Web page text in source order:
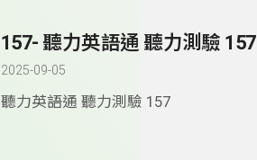
157- 聽力英語通 聽力測驗 157
2025-09-05
聽力英語通 聽力測驗 157